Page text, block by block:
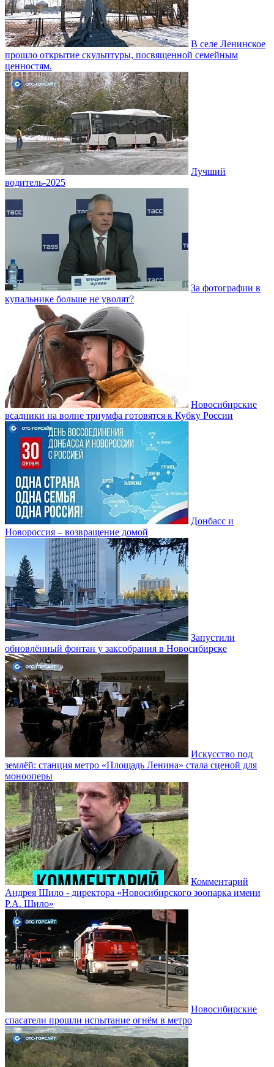
В селе Ленинское
прошло открытие скульптуры, посвященной семейным
ценностям.
Лучший
водитель-2025
За фотографии в
купальнике больше не уволят?
Новосибирские
всадники на волне триумфа готовятся к Кубку России
Донбасс и
Новороссия – возвращение домой
Запустили
обновлённый фонтан у заксобрания в Новосибирске
Искусство под
землёй: станция метро «Площадь Ленина» стала сценой для
монооперы
Комментарий
Андрея Шило - директора «Новосибирского зоопарка имени
Р.А. Шило»
Новосибирские
спасатели прошли испытание огнём в метро